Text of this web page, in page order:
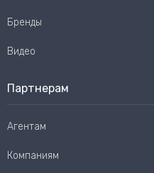
Бренды
Видео
Партнерам
Агентам
Компаниям